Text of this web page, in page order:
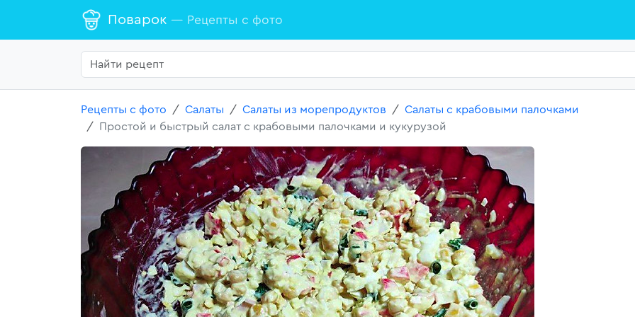
Поварок — Рецепты с фото
Рецепты с фото Салаты Салаты из морепродуктов
Салаты с крабовыми палочками
Простой и быстрый салат с крабовыми палочками и кукурузой